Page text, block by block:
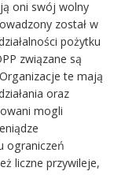
oni swój wolny
został w
pożytku
związane są
te mają
oraz
mogli
ograniczeń
liczne przywileje,